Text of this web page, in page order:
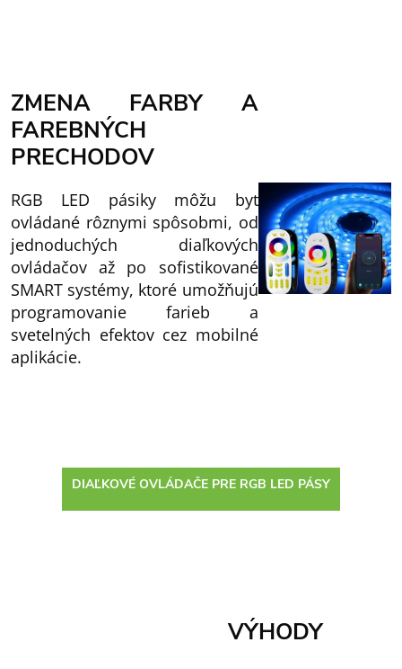
ZMENA FARBY A
FAREBNÝCH
PRECHODOV
RGB LED pásiky môžu byť
ovládané rôznymi spôsobmi, od
jednoduchých diaľkových
ovládačov až po sofistikované
SMART systémy, ktoré umožňujú
programovanie farieb a
svetelných efektov cez mobilné
aplikácie.
DIAĽKOVÉ OVLÁDAČE PRE RGB LED PÁSY
VÝHODY